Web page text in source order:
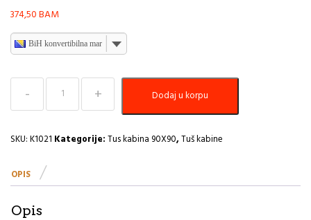
374,50BAM
BiH konvertibilna marka
Tuš
kabina
90x90x190
5mm
količina
Dodaj u korpu
SKU:K1021 Kategorije:Tus kabina 90X90,Tuš kabine
OPIS
Opis